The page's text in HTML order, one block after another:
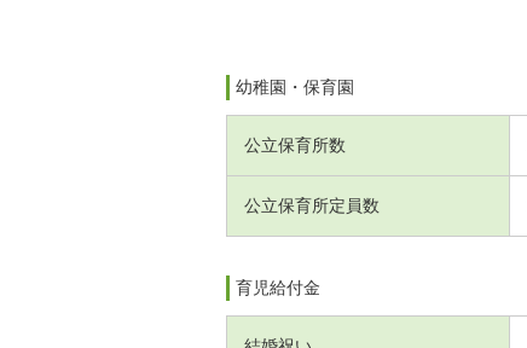
幼稚園・保育園
公立保育所数
公立保育所定員数
育児給付金